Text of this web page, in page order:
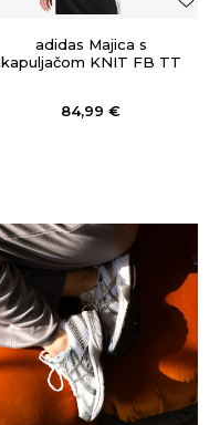
adidas Majica s
kapuljačom KNIT FB TT
84,99 €